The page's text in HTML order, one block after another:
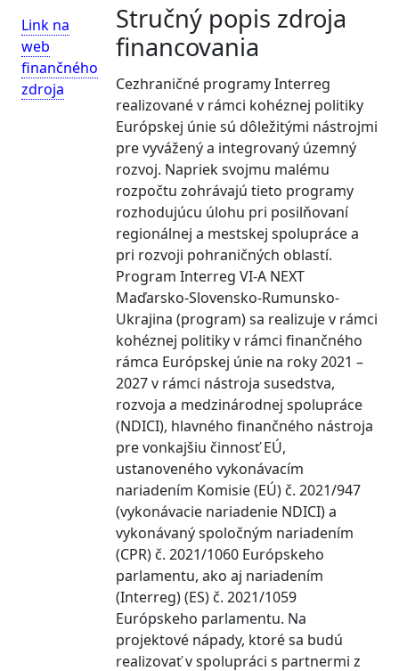
Link na
web
finančného
zdroja
Stručný popis zdroja
financovania
Cezhraničné programy Interreg
realizované v rámci kohéznej politiky
Európskej únie sú dôležitými nástrojmi
pre vyvážený a integrovaný územný
rozvoj. Napriek svojmu malému
rozpočtu zohrávajú tieto programy
rozhodujúcu úlohu pri posilňovaní
regionálnej a mestskej spolupráce a
pri rozvoji pohraničných oblastí.
Program Interreg VI-A NEXT
Maďarsko-Slovensko-Rumunsko-
Ukrajina (program) sa realizuje v rámci
kohéznej politiky v rámci finančného
rámca Európskej únie na roky 2021 –
2027 v rámci nástroja susedstva,
rozvoja a medzinárodnej spolupráce
(NDICI), hlavného finančného nástroja
pre vonkajšiu činnosť EÚ,
ustanoveného vykonávacím
nariadením Komisie (EÚ) č. 2021/947
(vykonávacie nariadenie NDICI) a
vykonávaný spoločným nariadením
(CPR) č. 2021/1060 Európskeho
parlamentu, ako aj nariadením
(Interreg) (ES) č. 2021/1059
Európskeho parlamentu. Na
projektové nápady, ktoré sa budú
realizovať v spolupráci s partnermi z